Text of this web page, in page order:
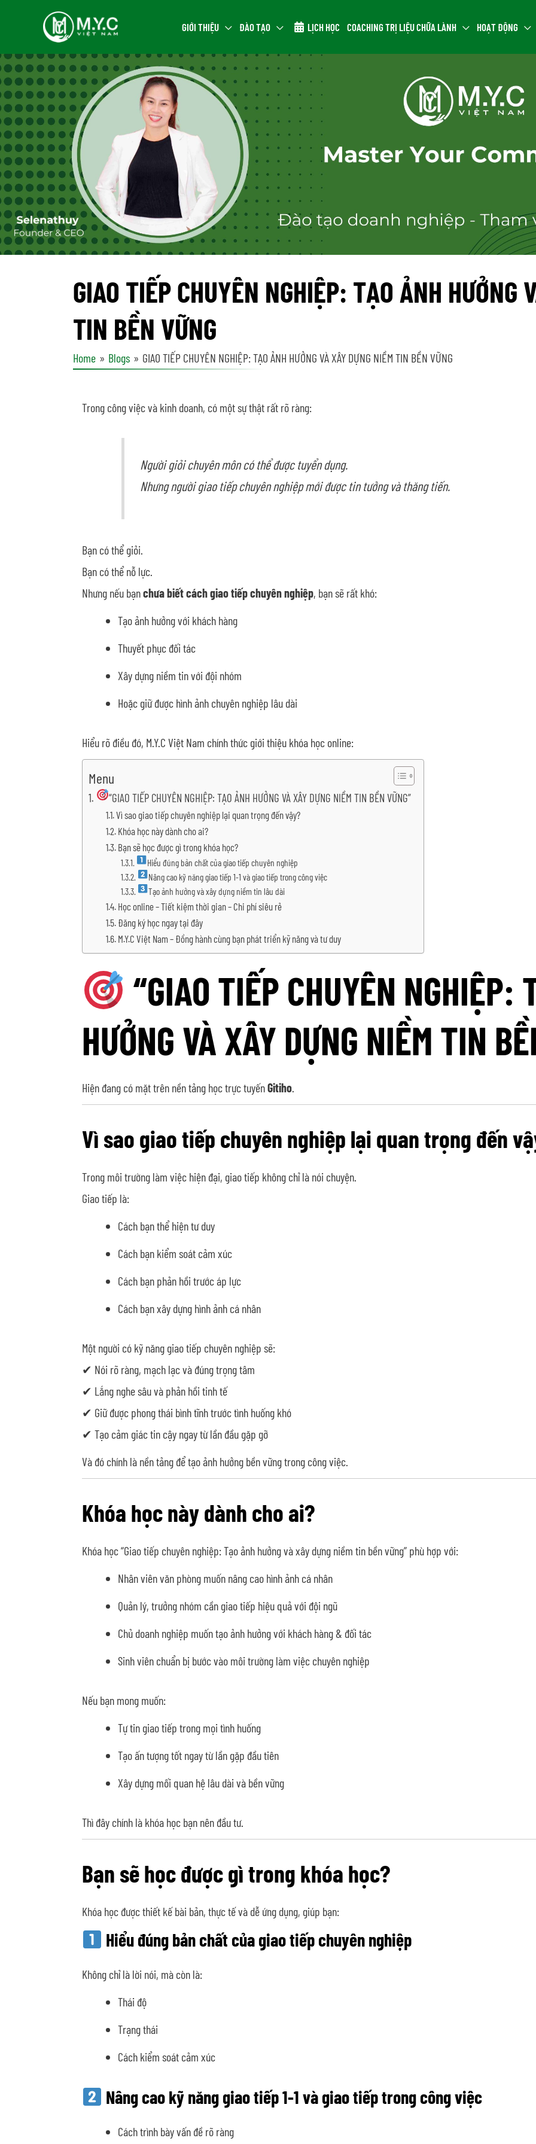
GIỚI THIỆU ĐÀO TẠO LỊCH HỌC COACHING TRỊ LIỆU CHỮA LÀNH HOẠT ĐỘNG
GIAO TIẾP CHUYÊN NGHIỆP: TẠO ẢNH HƯỞNG
TIN BỀN VỮNG
Home Blogs GIAO TIẾP CHUYÊN NGHIỆP: TẠO ẢNH HƯỞNG VÀ XÂY DỰNG NIỀM TIN BỀN VỮNG
Trong công việc và kinh doanh, có một sự thật rất rõ ràng:
Người giỏi chuyên môn có thể được tuyển dụng.
Nhưng người giao tiếp chuyên nghiệp mới được tin tưởng và thăng tiến.
Bạn có thể giỏi.
Bạn có thể nỗ lực.
Nhưng nếu bạnchưa biết cách giao tiếp chuyên nghiệp, bạn sẽ rất khó:
Tạo ảnh hưởng với khách hàng
Thuyết phục đối tác
Xây dựng niềm tin với đội nhóm
Hoặc giữ được hình ảnh chuyên nghiệp lâu dài
Hiểu rõ điều đó, M.Y.C Việt Nam chính thức giới thiệu khóa học online:
Menu
“GIAO TIẾP CHUYÊN NGHIỆP: TẠO ẢNH HƯỞNG VÀ XÂY DỰNG NIỀM TIN BỀN VỮNG”
Vì sao giao tiếp chuyên nghiệp lại quan trọng đến vậy?
Khóa học này dành cho ai?
Bạn sẽ học được gì trong khóa học?
Hiểu đúng bản chất của giao tiếp chuyên nghiệp
Nâng cao kỹ năng giao tiếp 1-1 và giao tiếp trong công việc
Tạo ảnh hưởng và xây dựng niềm tin lâu dài
Học online – Tiết kiệm thời gian – Chi phí siêu rẻ
Đăng ký học ngay tại đây
M.Y.C Việt Nam – Đồng hành cùng bạn phát triển kỹ năng và tư duy
“GIAO TIẾP CHUYÊN NGHIỆP:
HƯỞNG VÀ XÂY DỰNG NIỀM TIN
Hiện đang có mặt trên nền tảng học trực tuyếnGitiho
Vì sao giao tiếp chuyên nghiệp lại quan trọng đến
Trong môi trường làm việc hiện đại, giao tiếp không chỉ là nói chuyện.
Giao tiếp là:
Cách bạn thể hiện tư duy
Cách bạn kiểm soát cảm xúc
Cách bạn phản hồi trước áp lực
Cách bạn xây dựng hình ảnh cá nhân
Một người có kỹ năng giao tiếp chuyên nghiệp sẽ:
✔ Nói rõ ràng, mạch lạc và đúng trọng tâm
✔ Lắng nghe sâu và phản hồi tinh tế
✔ Giữ được phong thái bình tĩnh trước tình huống khó
✔ Tạo cảm giác tin cậy ngay từ lần đầu gặp gỡ
Và đó chính là nền tảng để tạo ảnh hưởng bền vững trong công việc.
Khóa học này dành cho ai?
Khóa học “Giao tiếp chuyên nghiệp: Tạo ảnh hưởng và xây dựng niềm tin bền vững” phù hợp với:
Nhân viên văn phòng muốn nâng cao hình ảnh cá nhân
Quản lý, trưởng nhóm cần giao tiếp hiệu quả với đội ngũ
Chủ doanh nghiệp muốn tạo ảnh hưởng với khách hàng & đối tác
Sinh viên chuẩn bị bước vào môi trường làm việc chuyên nghiệp
Nếu bạn mong muốn:
Tự tin giao tiếp trong mọi tình huống
Tạo ấn tượng tốt ngay từ lần gặp đầu tiên
Xây dựng mối quan hệ lâu dài và bền vững
Thì đây chính là khóa học bạn nên đầu tư.
Bạn sẽ học được gì trong khóa học?
Khóa học được thiết kế bài bản, thực tế và dễ ứng dụng, giúp bạn:
Hiểu đúng bản chất của giao tiếp chuyên nghiệp
Không chỉ là lời nói, mà còn là:
Thái độ
Trạng thái
Cách kiểm soát cảm xúc
Nâng cao kỹ năng giao tiếp 1-1 và giao tiếp trong công việc
Cách trình bày vấn đề rõ ràng